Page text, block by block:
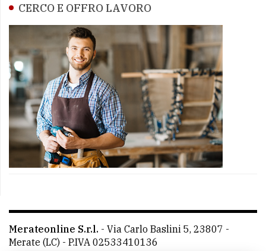
CERCO E OFFRO LAVORO
Merateonline S.r.l. - Via Carlo Baslini 5, 23807 -
Merate (LC) - P.IVA 02533410136